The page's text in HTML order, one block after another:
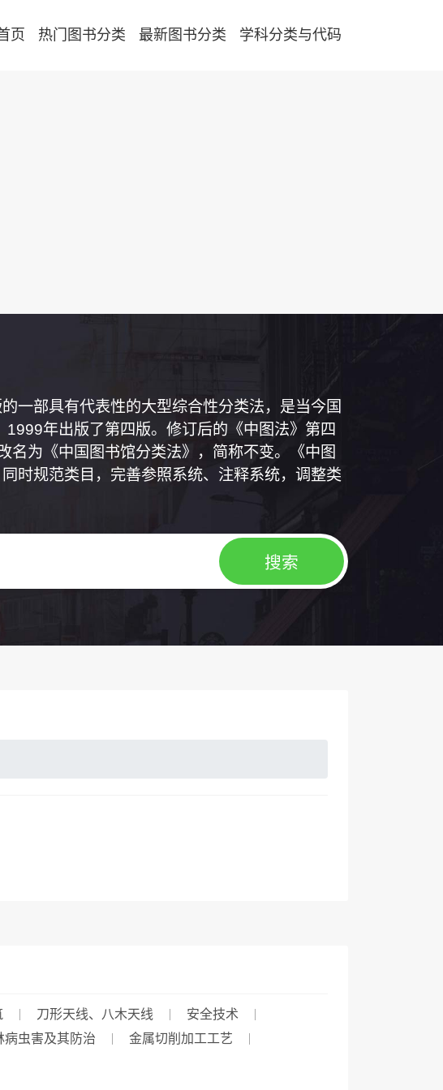
页 热门图书分类 最新图书分类 学科分类与代码
一部具有代表性的大型综合性分类法，是当今国
年出版了第四版。修订后的《中图法》第四
名为《中国图书馆分类法》，简称不变。《中图
时规范类目，完善参照系统、注释系统，调整类
刀形天线、八木天线
安全技术
病虫害及其防治
金属切削加工工艺